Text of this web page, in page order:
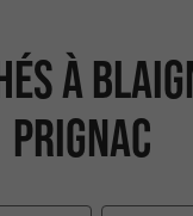
à
Prignac